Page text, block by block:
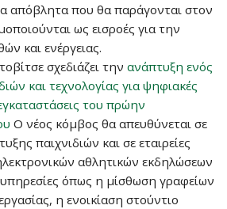
απόβλητα που θα παράγονται στον
ως εισροές για την
και ενέργειας.
σχεδιάζει την ανάπτυξη ενός
και τεχνολογίας για ψηφιακές
του πρώην
Ο νέος κόμβος θα απευθύνεται σε
παιχνιδιών και σε εταιρείες
αθλητικών εκδηλώσεων
υπηρεσίες όπως η μίσθωση γραφείων
η ενοικίαση στούντιο